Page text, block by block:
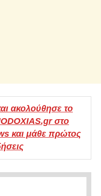
ακολούθησε το
στο
και μάθε πρώτος